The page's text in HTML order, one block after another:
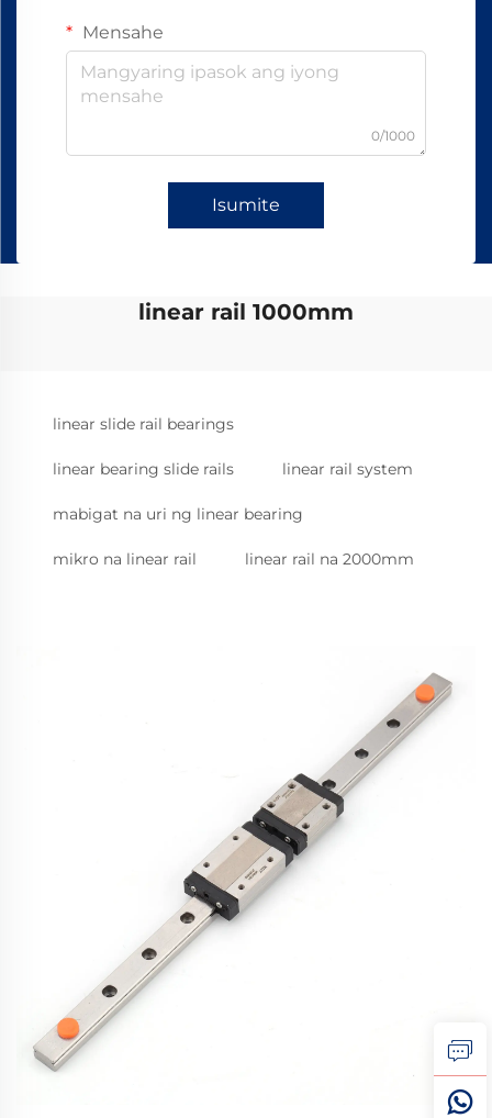
Mensahe
0/1000
Isumite
linear rail 1000mm
linear slide rail bearings
linear bearing slide rails linear rail system
mabigat na uri ng linear bearing
mikro na linear rail linear rail na 2000mm